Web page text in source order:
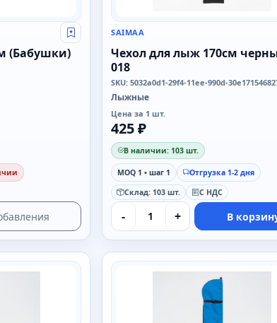
Свой оптовый прайс
(Бабушки)
SAIMAA
Чехол для лыж 170см
018
SKU: 5032a0d1-29f4-11ee-990d-
Лыжные
Цена за 1 шт.
425 ₽
В наличии: 103 шт.
MOQ 1 • шаг 1
Отгрузка 1-2 дня
Склад: 103 шт.
С НДС
- + В
SAIMAA